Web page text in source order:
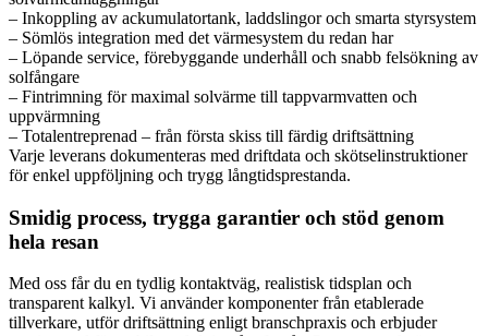
– Inkoppling av ackumulatortank, laddslingor och smarta styrsystem
– Sömlös integration med det värmesystem du redan har
– Löpande service, förebyggande underhåll och snabb felsökning av
solfångare
– Fintrimning för maximal solvärme till tappvarmvatten och
uppvärmning
– Totalentreprenad – från första skiss till färdig driftsättning
Varje leverans dokumenteras med driftdata och skötselinstruktioner
för enkel uppföljning och trygg långtidsprestanda.
Smidig process, trygga garantier och stöd genom
hela resan
Med oss får du en tydlig kontaktväg, realistisk tidsplan och
transparent kalkyl. Vi använder komponenter från etablerade
tillverkare, utför driftsättning enligt branschpraxis och erbjuder